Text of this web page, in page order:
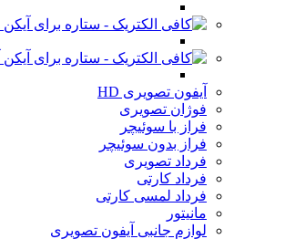
آیفون تصویری HD
فوژان تصویری
فراز با سوئیچر
فراز بدون سوئیچر
فرداد تصویری
فرداد کارتی
فرداد لمسی کارتی
مانیتور
لوازم جانبی آیفون تصویری